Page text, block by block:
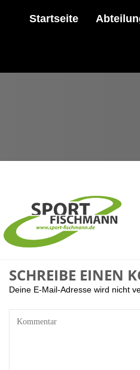
Startseite
SCHREIBE EINEN
Deine E-Mail-Adresse wird nicht